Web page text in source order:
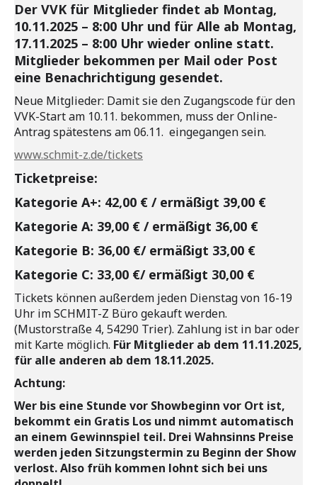
Der VVK für Mitglieder findet ab Montag,
10.11.2025 – 8:00 Uhr und für Alle ab Montag,
17.11.2025 – 8:00 Uhr wieder online statt.
Mitglieder bekommen per Mail oder Post
eine Benachrichtigung gesendet.
Neue Mitglieder: Damit sie den Zugangscode für den
VVK-Start am 10.11. bekommen, muss der Online-
Antrag spätestens am 06.11. eingegangen sein.
www.schmit-z.de/tickets
Ticketpreise:
Kategorie A+: 42,00 € / ermäßigt 39,00 €
Kategorie A: 39,00 € / ermäßigt 36,00 €
Kategorie B: 36,00 €/ ermäßigt 33,00 €
Kategorie C: 33,00 €/ ermäßigt 30,00 €
Tickets können außerdem jeden Dienstag von 16-19
Uhr im SCHMIT-Z Büro gekauft werden.
(Mustorstraße 4, 54290 Trier). Zahlung ist in bar oder
mit Karte möglich. Für Mitglieder ab dem 11.11.2025,
für alle anderen ab dem 18.11.2025.
Achtung:
Wer bis eine Stunde vor Showbeginn vor Ort ist,
bekommt ein Gratis Los und nimmt automatisch
an einem Gewinnspiel teil. Drei Wahnsinns Preise
werden jeden Sitzungstermin zu Beginn der Show
verlost. Also früh kommen lohnt sich bei uns